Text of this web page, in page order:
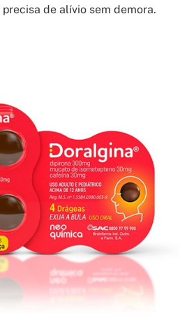
de alívio sem demora.